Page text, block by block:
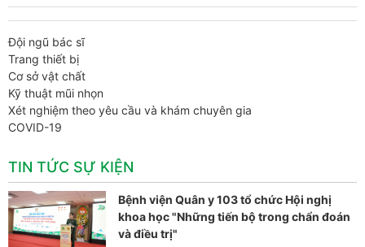
Đội ngũ bác sĩ
Trang thiết bị
Cơ sở vật chất
Kỹ thuật mũi nhọn
Xét nghiệm theo yêu cầu và khám chuyên gia
COVID-19
TIN TỨC SỰ KIỆN
Bệnh viện Quân y 103 tổ chức Hội nghị
khoa học "Những tiến bộ trong chẩn đoán
và điều trị"